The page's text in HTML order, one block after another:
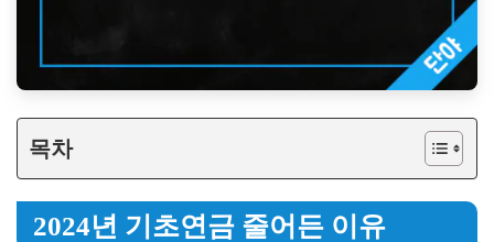
목차
2024년 기초연금 줄어든 이유